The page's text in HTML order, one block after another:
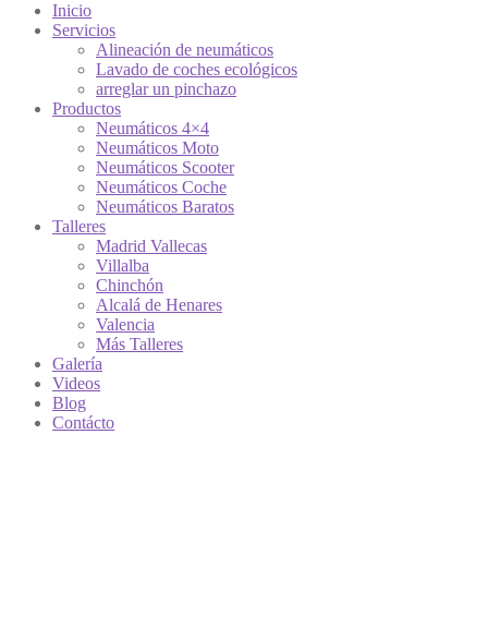
Inicio
Servicios
Alineación de neumáticos
Lavado de coches ecológicos
arreglar un pinchazo
Productos
Neumáticos 4×4
Neumáticos Moto
Neumáticos Scooter
Neumáticos Coche
Neumáticos Baratos
Talleres
Madrid Vallecas
Villalba
Chinchón
Alcalá de Henares
Valencia
Más Talleres
Galería
Videos
Blog
Contácto